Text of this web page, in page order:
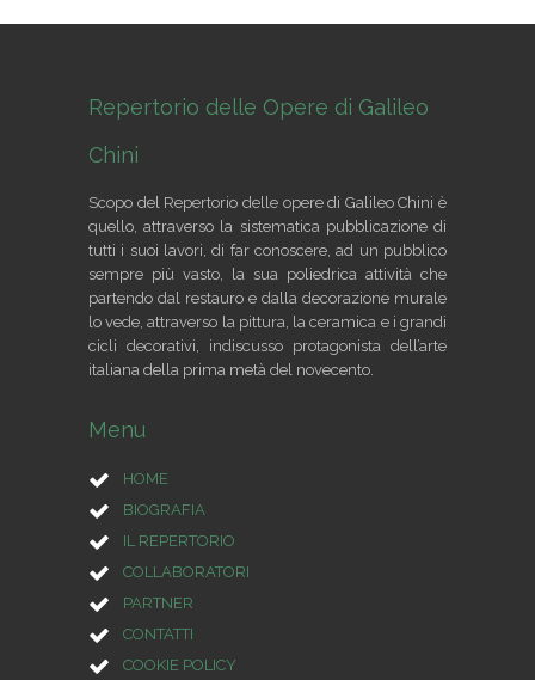
Repertorio delle Opere di Galileo
Chini
Scopo del Repertorio delle opere di Galileo Chini è
quello, attraverso la sistematica pubblicazione di
tutti i suoi lavori, di far conoscere, ad un pubblico
sempre più vasto, la sua poliedrica attività che
partendo dal restauro e dalla decorazione murale
lo vede, attraverso la pittura, la ceramica e i grandi
cicli decorativi, indiscusso protagonista dell’arte
italiana della prima metà del novecento.
Menu
HOME
BIOGRAFIA
IL REPERTORIO
COLLABORATORI
PARTNER
CONTATTI
COOKIE POLICY